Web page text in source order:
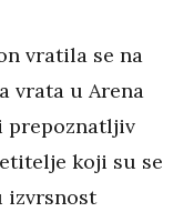
vratila se na
vrata u Arena
prepoznatljiv
koji su se
izvrsnost